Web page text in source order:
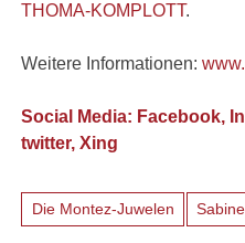
THOMA-KOMPLOTT.
Weitere Informationen:
Social Media: Facebook,
twitter,Xing
Die Montez-Juwelen